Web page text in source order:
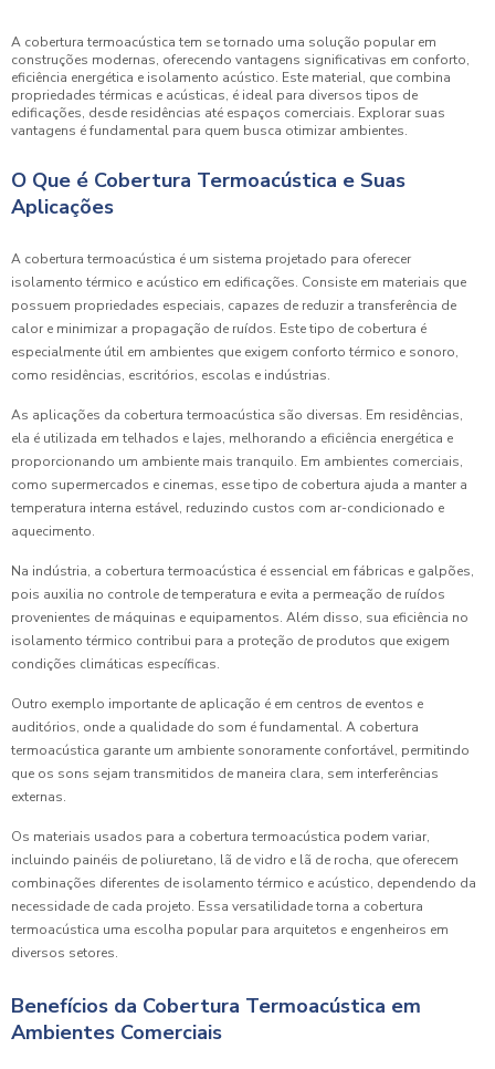
A cobertura termoacústica tem se tornado uma solução popular em
construções modernas, oferecendo vantagens significativas em conforto,
eficiência energética e isolamento acústico. Este material, que combina
propriedades térmicas e acústicas, é ideal para diversos tipos de
edificações, desde residências até espaços comerciais. Explorar suas
vantagens é fundamental para quem busca otimizar ambientes.
O Que é Cobertura Termoacústica e Suas
Aplicações
A cobertura termoacústica é um sistema projetado para oferecer
isolamento térmico e acústico em edificações. Consiste em materiais que
possuem propriedades especiais, capazes de reduzir a transferência de
calor e minimizar a propagação de ruídos. Este tipo de cobertura é
especialmente útil em ambientes que exigem conforto térmico e sonoro,
como residências, escritórios, escolas e indústrias.
As aplicações da cobertura termoacústica são diversas. Em residências,
ela é utilizada em telhados e lajes, melhorando a eficiência energética e
proporcionando um ambiente mais tranquilo. Em ambientes comerciais,
como supermercados e cinemas, esse tipo de cobertura ajuda a manter a
temperatura interna estável, reduzindo custos com ar-condicionado e
aquecimento.
Na indústria, a cobertura termoacústica é essencial em fábricas e galpões,
pois auxilia no controle de temperatura e evita a permeação de ruídos
provenientes de máquinas e equipamentos. Além disso, sua eficiência no
isolamento térmico contribui para a proteção de produtos que exigem
condições climáticas específicas.
Outro exemplo importante de aplicação é em centros de eventos e
auditórios, onde a qualidade do som é fundamental. A cobertura
termoacústica garante um ambiente sonoramente confortável, permitindo
que os sons sejam transmitidos de maneira clara, sem interferências
externas.
Os materiais usados para a cobertura termoacústica podem variar,
incluindo painéis de poliuretano, lã de vidro e lã de rocha, que oferecem
combinações diferentes de isolamento térmico e acústico, dependendo da
necessidade de cada projeto. Essa versatilidade torna a cobertura
termoacústica uma escolha popular para arquitetos e engenheiros em
diversos setores.
Benefícios da Cobertura Termoacústica em
Ambientes Comerciais